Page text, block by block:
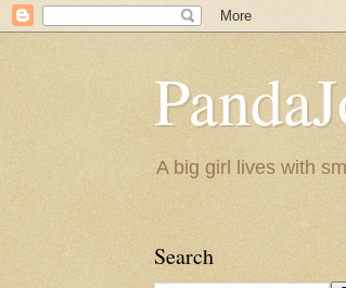
A big girl lives with
Search